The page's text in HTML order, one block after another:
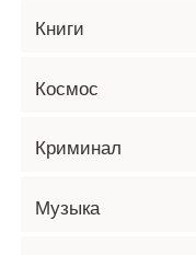
Книги
Космос
Криминал
Музыка